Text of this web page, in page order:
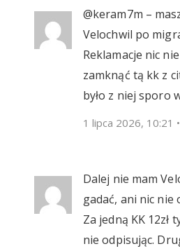
@keram7m –
Velochwil po
Reklamacje nic
zamknąć tą kk z
było z niej sporo
1 lipca 2026, 10:21 •
Dalej nie mam
gadać, ani nic nie
Za jedną KK 12zł
nie odpisując.